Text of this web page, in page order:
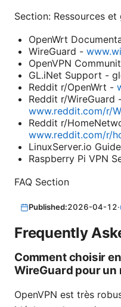
Section: Ressources
OpenWrt
WireGuard -
OpenVPN
GL.iNet Support -
Reddit r/OpenWrt -
Reddit r/WireGuard
www.reddit.com/r/
Reddit r/
www.reddit.com/r/
LinuxServer.io
Raspberry Pi VPN
FAQ Section
Published:2026-04-12·
Frequently
Comment choisir
WireGuard pour un
OpenVPN est très